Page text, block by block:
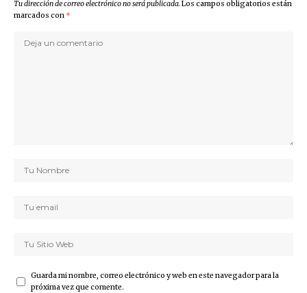
Tu dirección de correo electrónico no será publicada.Los campos obligatorios están
marcados con *
Guarda mi nombre, correo electrónico y web en este navegador para la
próxima vez que comente.